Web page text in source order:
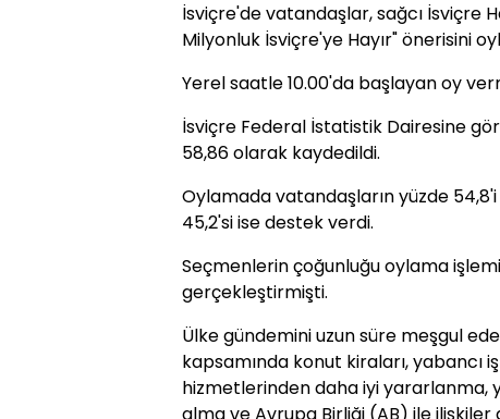
İsviçre'de vatandaşlar, sağcı İsviçre
Milyonluk İsviçre'ye Hayır" önerisini
Yerel saatle 10.00'da başlayan oy
İsviçre Federal İstatistik Dairesine
58,86 olarak kaydedildi.
Oylamada vatandaşların yüzde
45,2'si ise destek verdi.
Seçmenlerin çoğunluğu oylama
gerçekleştirmişti.
Ülke gündemini uzun süre meşgul
kapsamında konut kiraları, yabancı
hizmetlerinden daha iyi yararlanma,